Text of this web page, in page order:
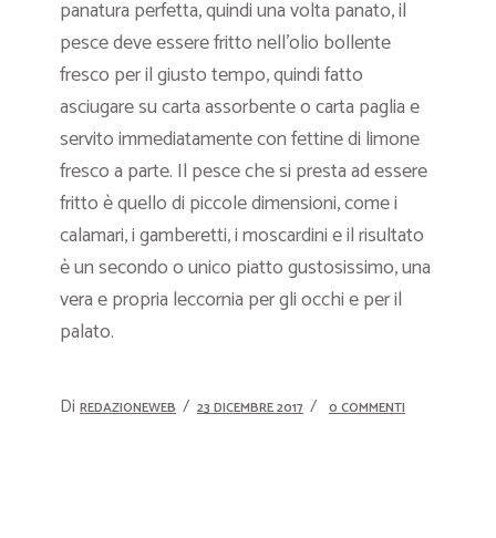
panatura perfetta, quindi una volta panato, il
pesce deve essere fritto nell’olio bollente
fresco per il giusto tempo, quindi fatto
asciugare su carta assorbente o carta paglia e
servito immediatamente con fettine di limone
fresco a parte. Il pesce che si presta ad essere
fritto è quello di piccole dimensioni, come i
calamari, i gamberetti, i moscardini e il risultato
è un secondo o unico piatto gustosissimo, una
vera e propria leccornia per gli occhi e per il
palato.
Di REDAZIONEWEB 23 DICEMBRE 2017 0 COMMENTI